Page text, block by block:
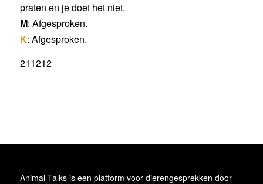
praten en je doet het niet.
M: Afgesproken.
K: Afgesproken.
211212
Animal Talks is een platform voor dierengesprekken door